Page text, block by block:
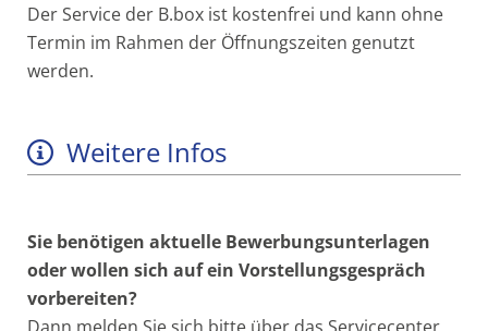
Der Service der B.box ist kostenfrei und kann ohne
Termin im Rahmen der Öffnungszeiten genutzt
werden.
Weitere Infos
Sie benötigen aktuelle Bewerbungsunterlagen
oder wollen sich auf ein Vorstellungsgespräch
vorbereiten?